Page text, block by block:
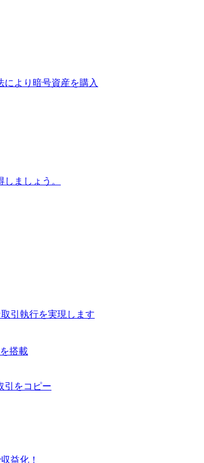
より暗号資産を購入
ましょう。
引執行を実現します
搭載
引をコピー
益化！